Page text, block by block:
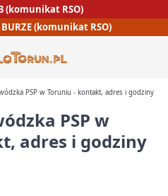
(komunikat RSO)
BURZE (komunikat RSO)
PSP w Toruniu - kontakt, adres i godziny
PSP w
adres i godziny